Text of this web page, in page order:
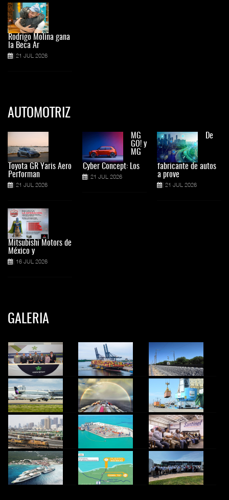
Rodrigo Molina gana
la Beca Ar
21 JUL 2026
AUTOMOTRIZ
Toyota GR Yaris Aero
Performan
21 JUL 2026
Mitsubishi Motors de
México y
16 JUL 2026
MG
GO! y
MG
Cyber Concept: Los
21 JUL 2026
De
fabricante de autos
a prove
21 JUL 2026
GALERIA